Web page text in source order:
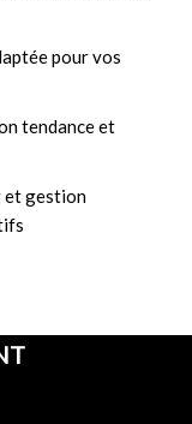
pour vos
tendance et
et gestion